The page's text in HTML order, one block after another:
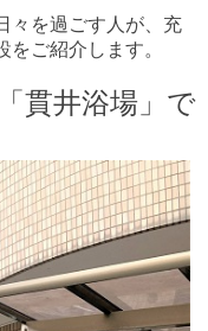
々を過ごす人が、充
ご紹介します。
貫井浴場」で